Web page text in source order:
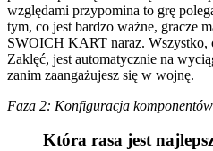
względami przypomina to grę
tym, co jest bardzo ważne, gracze
SWOICH KART naraz. Wszystko,
Zaklęć, jest automatycznie na
zanim zaangażujesz się w wojnę.
Faza 2: Konfiguracja
Która rasa jest